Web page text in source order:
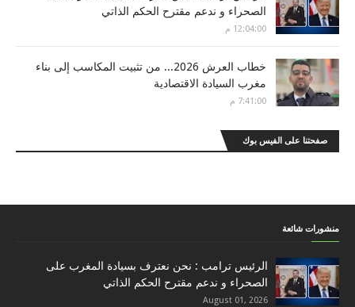
الصحراء و ندعم مقترح الحكم الذاتي
12:04:00 م
خطاب العرش 2026... من تثبيت المكاسب إلى بناء
مغرب السيادة الاقتصادية
7:41:00 م
صفحتنا على الفيس بوك
منشورات شائعة
الرئيس ترامب : نحن نعترف بسيادة المغرب على
الصحراء و ندعم مقترح الحكم الذاتي
August 01, 2026